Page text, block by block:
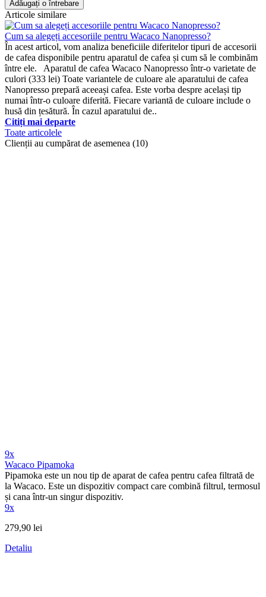
Adăugați o întrebare
Articole similare
Cum sa alegeți accesoriile pentru Wacaco Nanopresso?
În acest articol, vom analiza beneficiile diferitelor tipuri de accesorii
de cafea disponibile pentru aparatul de cafea și cum să le combinăm
între ele. Aparatul de cafea Wacaco Nanopresso într-o varietate de
culori (333 lei) Toate variantele de culoare ale aparatului de cafea
Nanopresso prepară aceeași cafea. Este vorba despre același tip
numai într-o culoare diferită. Fiecare variantă de culoare include o
husă din țesătură. În cazul aparatului de..
Citiți mai departe
Toate articolele
Clienții au cumpărat de asemenea (10)
9x
Wacaco Pipamoka
Pipamoka este un nou tip de aparat de cafea pentru cafea filtrată de
la Wacaco. Este un dispozitiv compact care combină filtrul, termosul
și cana într-un singur dispozitiv.
9x
279,90 lei
Detaliu